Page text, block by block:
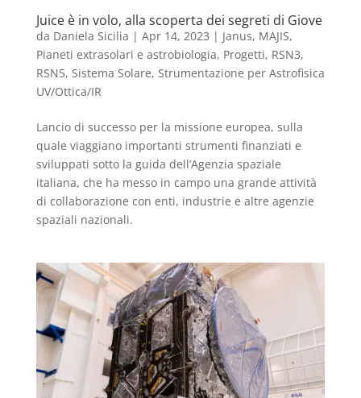
Juice è in volo, alla scoperta dei segreti di Giove
da Daniela Sicilia | Apr 14, 2023 | Janus, MAJIS,
Pianeti extrasolari e astrobiologia, Progetti, RSN3,
RSN5, Sistema Solare, Strumentazione per Astrofisica
UV/Ottica/IR
Lancio di successo per la missione europea, sulla
quale viaggiano importanti strumenti finanziati e
sviluppati sotto la guida dell’Agenzia spaziale
italiana, che ha messo in campo una grande attività
di collaborazione con enti, industrie e altre agenzie
spaziali nazionali.